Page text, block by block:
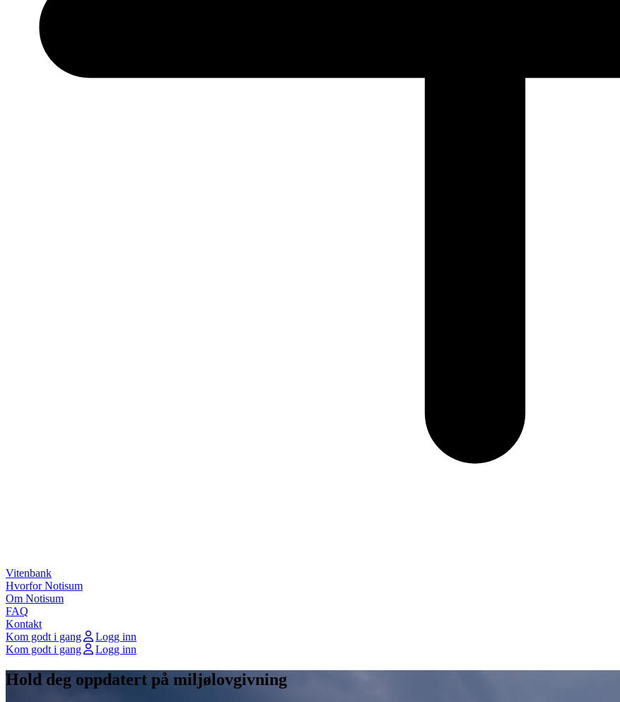
Vitenbank
Hvorfor Notisum
Om Notisum
FAQ
Kontakt
Kom godt i gang
Logg inn
Kom godt i gang
Logg inn
Hold deg oppdatert på miljølovgivning